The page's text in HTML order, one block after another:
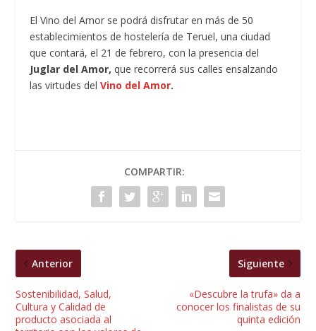
El Vino del Amor se podrá disfrutar en más de 50
establecimientos de hostelería de Teruel, una ciudad
que contará, el 21 de febrero, con la presencia del
Juglar del Amor, que recorrerá sus calles ensalzando
las virtudes delVino del Amor.
COMPARTIR:
Anterior
Sostenibilidad, Salud,
Cultura y Calidad de
producto asociada al
Siguiente
«Descubre la trufa» da a
conocer los finalistas de su
quinta edición